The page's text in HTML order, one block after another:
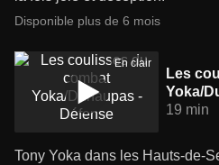
Disponible plus de 6 mois
En clair
Les
Yoka/
19 min
Tony Yoka dans les Hauts-de-